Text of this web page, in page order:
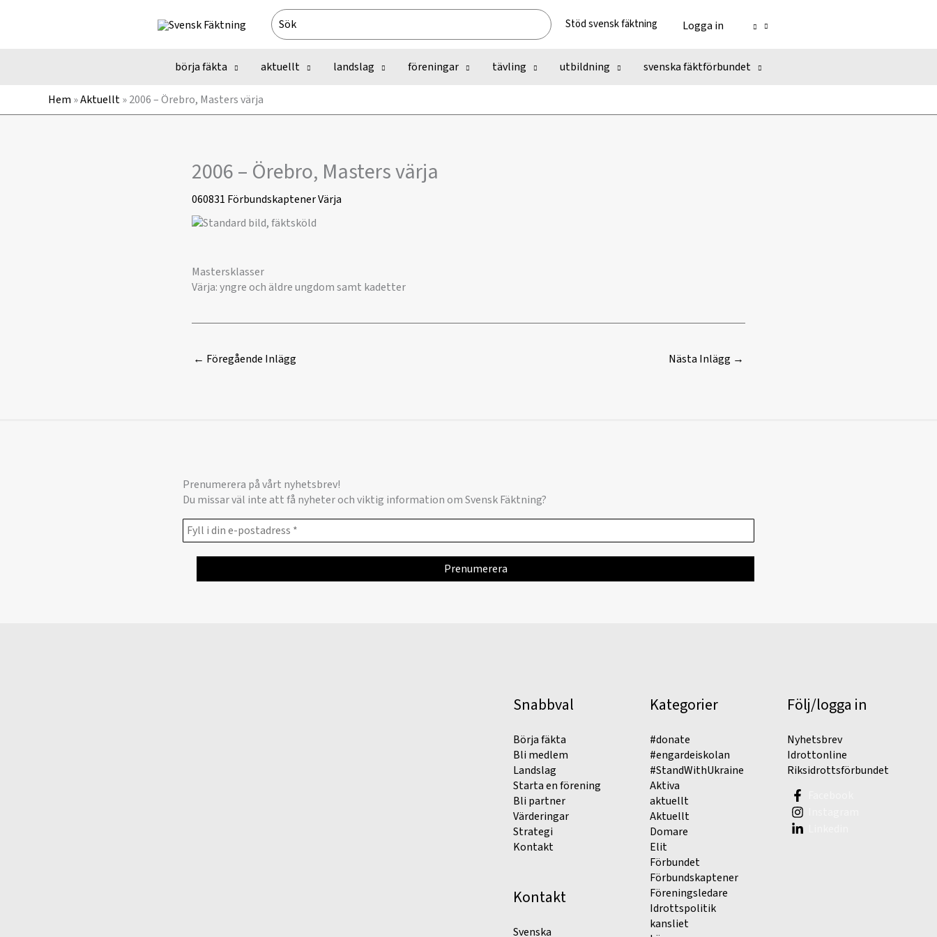
Search
for:
Stöd svensk fäktning Logga in
börja fäkta aktuellt landslag föreningar tävling utbildning svenska fäktförbundet
Hem »Aktuellt»2006 – Örebro, Masters värja
2006 – Örebro, Masters värja
060831 FörbundskaptenerVärja
Mastersklasser
Värja: yngre och äldre ungdom samt kadetter
← Föregående Inlägg Nästa Inlägg →
Prenumerera på vårt nyhetsbrev!
Du missar väl inte att få nyheter och viktig information om Svensk Fäktning?
Snabbval
Börja fäkta
Bli medlem
Landslag
Starta en förening
Bli partner
Värderingar
Strategi
Kontakt
Kontakt
Svenska
Kategorier
#donate
#engardeiskolan
#StandWithUkraine
Aktiva
aktuellt
Aktuellt
Domare
Elit
Förbundet
Förbundskaptener
Föreningsledare
Idrottspolitik
kansliet
Följ/logga in
Nyhetsbrev
Idrottonline
Riksidrottsförbundet